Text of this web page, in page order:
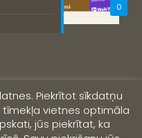
0
Piekrītot sīkdatņu
vietnes optimāla
jūs piekrītat, ka